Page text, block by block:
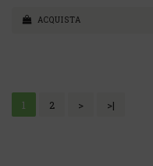
ACQUISTA
1 2 > >|